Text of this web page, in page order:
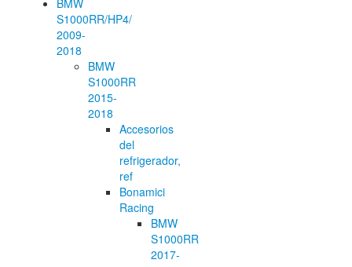
S1000RR/HP4/
2009-
2018
BMW
S1000RR
2015-
2018
Accesorios
del
refrigerador,
ref
Bonamici
Racing
BMW
S1000RR
2017-